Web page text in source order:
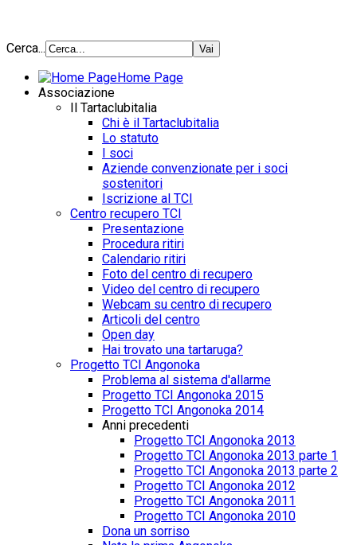
Cerca...
Home Page
Associazione
Il Tartaclubitalia
Chi è il Tartaclubitalia
Lo statuto
I soci
Aziende convenzionate per i soci
sostenitori
Iscrizione al TCI
Centro recupero TCI
Presentazione
Procedura ritiri
Calendario ritiri
Foto del centro di recupero
Video del centro di recupero
Webcam su centro di recupero
Articoli del centro
Open day
Hai trovato una tartaruga?
Progetto TCI Angonoka
Problema al sistema d'allarme
Progetto TCI Angonoka 2015
Progetto TCI Angonoka 2014
Anni precedenti
Progetto TCI Angonoka 2013
Progetto TCI Angonoka 2013 parte 1
Progetto TCI Angonoka 2013 parte 2
Progetto TCI Angonoka 2012
Progetto TCI Angonoka 2011
Progetto TCI Angonoka 2010
Dona un sorriso